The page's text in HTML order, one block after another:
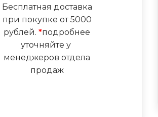
Бесплатная доставка
при покупке от 5000
рублей.*подробнее
уточняйте у
менеджеров отдела
продаж